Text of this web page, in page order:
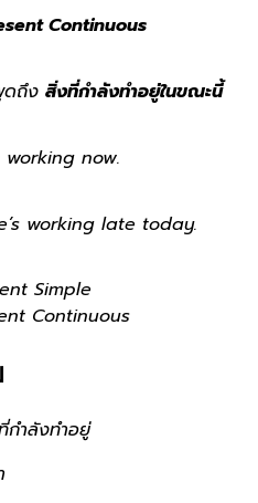
Continuous
ดถึง สิ่งที่กำลังทำอยู่ในขณะนี้
working now.
working late today.
Simple
Continuous
กำลังทำอยู่